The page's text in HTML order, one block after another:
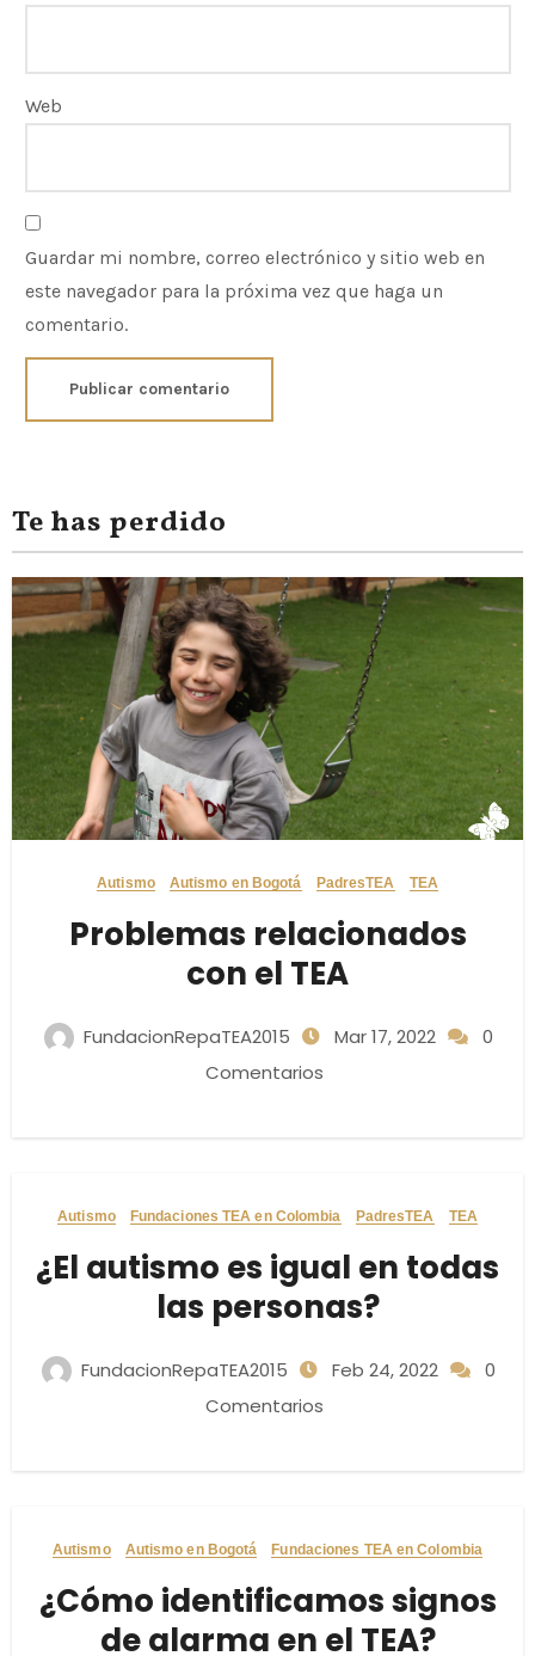
Web
Guardar mi nombre, correo electrónico y sitio web en
este navegador para la próxima vez que haga un
comentario.
Te has perdido
Autismo Autismo en Bogotá PadresTEA TEA
Problemas relacionados
con el TEA
FundacionRepaTEA2015 Mar 17, 2022
0
Comentarios
Autismo Fundaciones TEA en Colombia PadresTEA TEA
¿El autismo es igual en todas
las personas?
FundacionRepaTEA2015 Feb 24, 2022
0
Comentarios
Autismo Autismo en Bogotá Fundaciones TEA en Colombia
¿Cómo identificamos signos
de alarma en el TEA?